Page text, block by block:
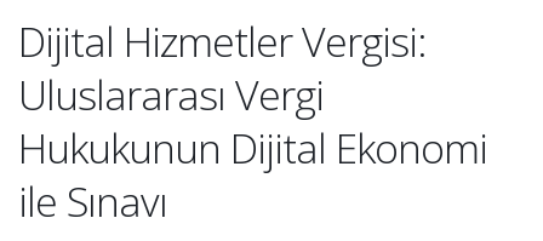
Dijital Hizmetler Vergisi:
Uluslararası Vergi
Hukukunun Dijital Ekonomi
ile Sınavı